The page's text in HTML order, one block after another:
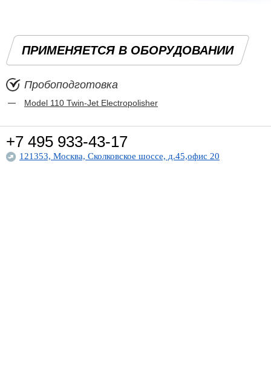
ПРИМЕНЯЕТСЯ В ОБОРУДОВАНИИ
Пробоподготовка
Model 110 Twin-Jet Electropolisher
+7 495 933-43-17
121353, Москва, Сколковское шоссе, д.45,офис 20